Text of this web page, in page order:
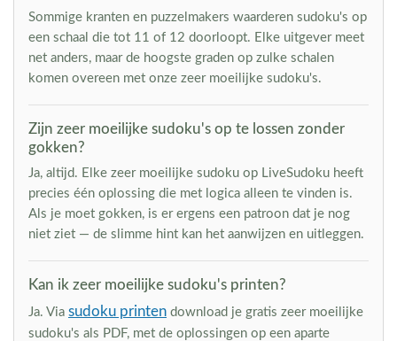
Sommige kranten en puzzelmakers waarderen sudoku's op
een schaal die tot 11 of 12 doorloopt. Elke uitgever meet
net anders, maar de hoogste graden op zulke schalen
komen overeen met onze zeer moeilijke sudoku's.
Zijn zeer moeilijke sudoku's op te lossen zonder
gokken?
Ja, altijd. Elke zeer moeilijke sudoku op LiveSudoku heeft
precies één oplossing die met logica alleen te vinden is.
Als je moet gokken, is er ergens een patroon dat je nog
niet ziet — de slimme hint kan het aanwijzen en uitleggen.
Kan ik zeer moeilijke sudoku's printen?
Ja. Via sudoku printen download je gratis zeer moeilijke
sudoku's als PDF, met de oplossingen op een aparte